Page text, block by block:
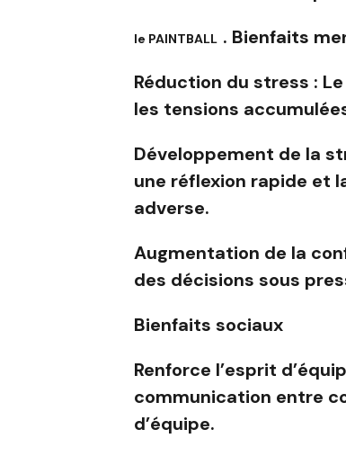
le PAINTBALL . Bienfaits
Réduction du stress :
les tensions
Développement de la
une réflexion rapide et
adverse.
Augmentation de la
des décisions sous
Bienfaits sociaux
Renforce l’esprit
communication entre
d’équipe.